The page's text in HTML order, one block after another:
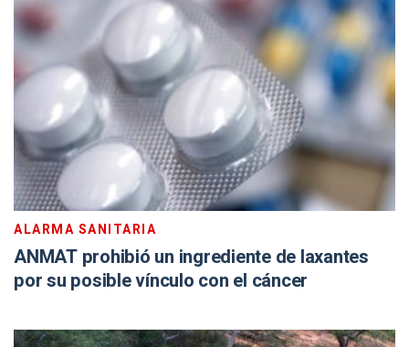
ALARMA SANITARIA
ANMAT prohibió un ingrediente de laxantes
por su posible vínculo con el cáncer